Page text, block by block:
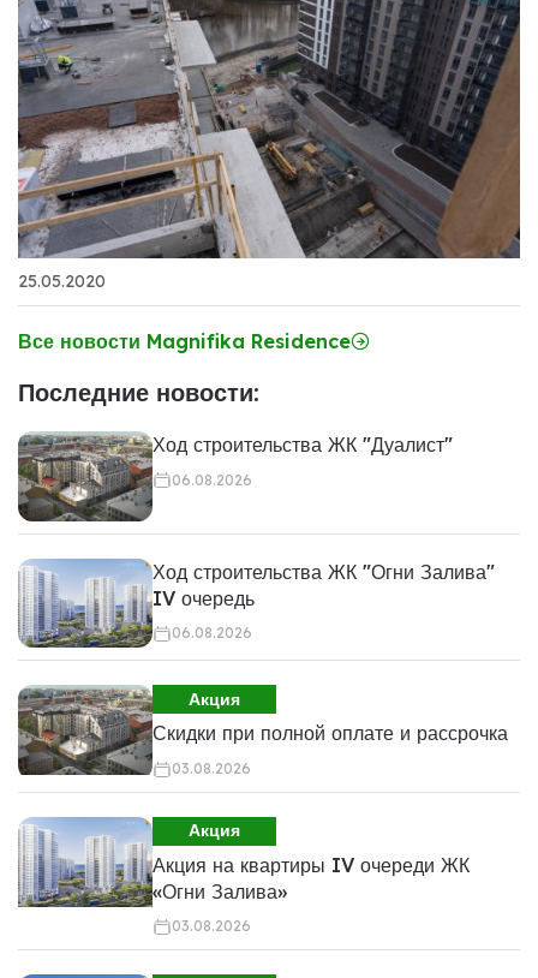
25.05.2020
Все новости Magnifika Residence
Последние новости:
Ход строительства ЖК "Дуалист"
06.08.2026
Ход строительства ЖК "Огни Залива"
IV очередь
06.08.2026
Акция
Скидки при полной оплате и рассрочка
03.08.2026
Акция
Акция на квартиры IV очереди ЖК
«Огни Залива»
03.08.2026